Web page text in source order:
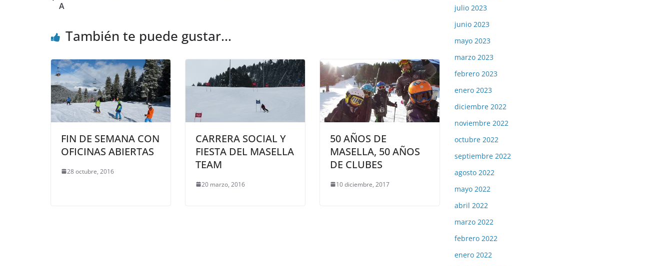
A
También te puede gustar...
FIN DE SEMANA CON
OFICINAS ABIERTAS
28 octubre, 2016
CARRERA SOCIAL Y
FIESTA DEL MASELLA
TEAM
20 marzo, 2016
50 AÑOS DE
MASELLA, 50 AÑOS
DE CLUBES
10 diciembre, 2017
julio 2023
junio 2023
mayo 2023
marzo 2023
febrero 2023
enero 2023
diciembre 2022
noviembre 2022
octubre 2022
septiembre 2022
agosto 2022
mayo 2022
abril 2022
marzo 2022
febrero 2022
enero 2022